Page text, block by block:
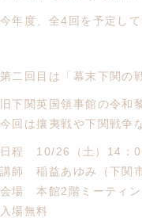
今年度、全4回を予定して
第二回目は「幕末下関の
旧下関英国領事館の令和
今回は攘夷戦や下関戦争
日程 10/26（土）14：
講師 稲益あゆみ（下関
会場 本館2階ミーティン
入場無料